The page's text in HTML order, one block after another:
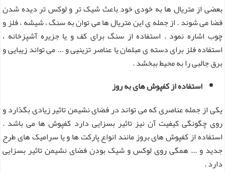
بعضی از متریال ها به خودی خود باعث شیک تر و لوکس تر دیده شدن
فضا می شوند . از جمله ی این متریال ها می توان به سنگ ، شیشه ، فلز و
چوب اشاره نمود . استفاده از سنگ برای کف و یا جزیره آشپزخانه ،
استفاده فلز برای دسته ی مبلمان یا عناصر تزینیی و ... می تواند زیبایی و
برق جالبی را به محیط ببخشد .
استفاده از کفپوش های به روز
یکی از جمله عناصری که می تواند در فضای نشیمن تاثیر زیادی بگذارد و
روی چگونگی کیفیت آن نیز تاثیر بسزایی دارد کفپوش ها می باشد .
استفاده از کفپوش های بروز مانند انواع پارکت ها و یا سرامیک های طرح
جدید و ... همگی روی لوکس و شیک بودن فضای نشیمن تاثیر بسزایی
دارد .